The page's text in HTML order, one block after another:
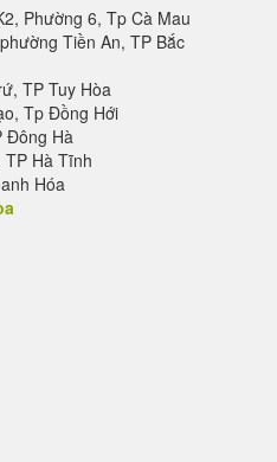
Phường 6, Tp Cà Mau
Tiền An, TP Bắc
TP Tuy Hòa
Tp Đồng Hới
Đông Hà
Hà Tĩnh
Hóa